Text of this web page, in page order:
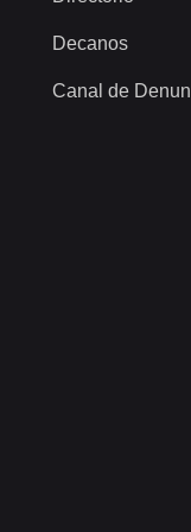
Decanos
Canal de